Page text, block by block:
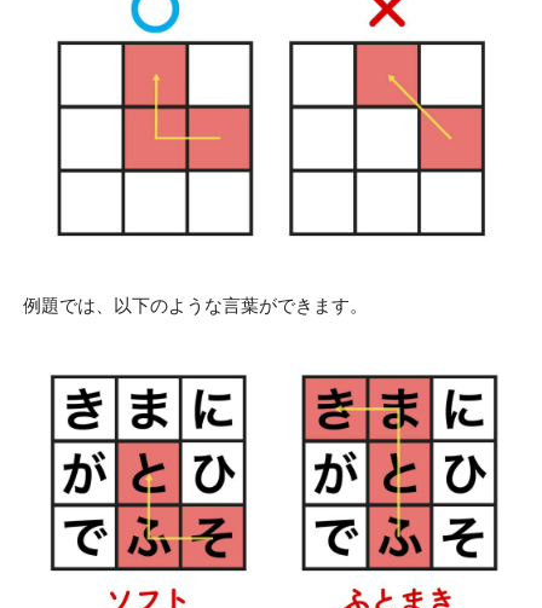
例題では、以下のような言葉ができます。